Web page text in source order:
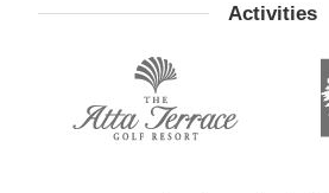
Activities